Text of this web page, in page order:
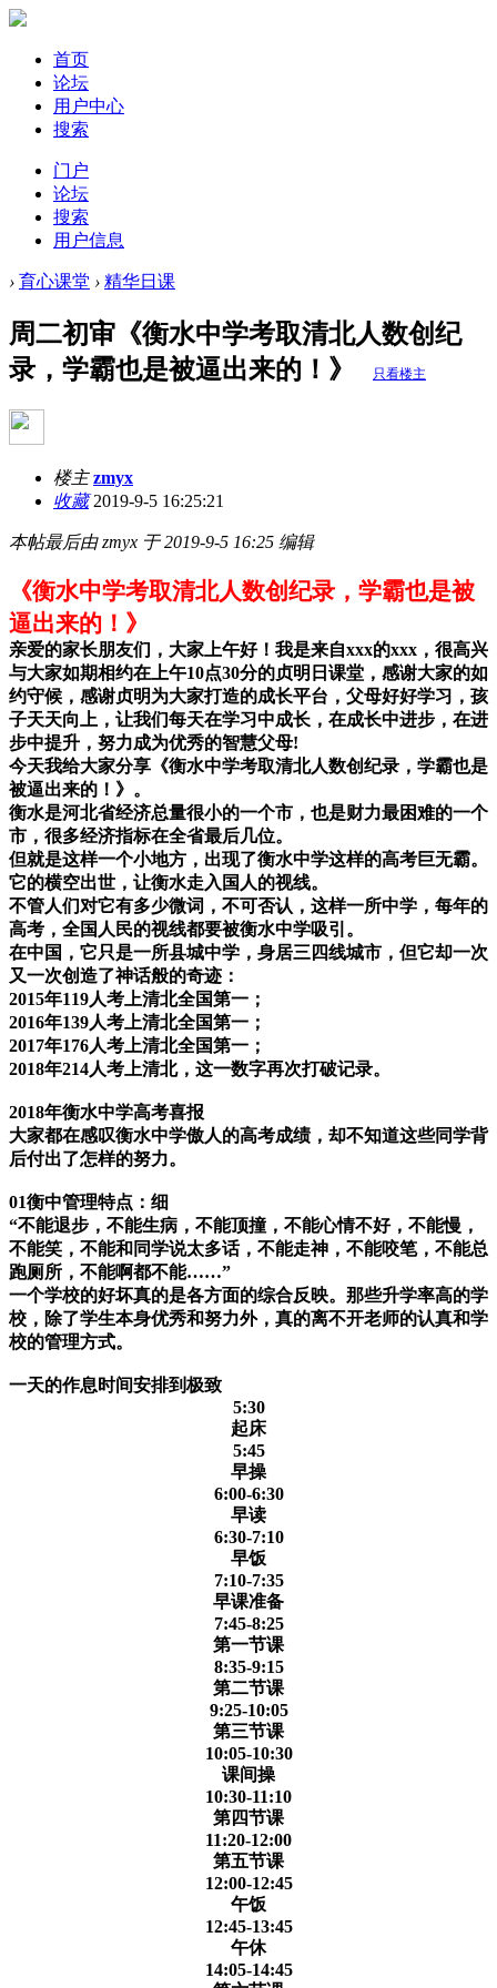
首页
论坛
用户中心
搜索
门户
论坛
搜索
用户信息
› 育心课堂 › 精华日课
周二初审《衡水中学考取清北人数创纪
录，学霸也是被逼出来的！》
只看楼主
楼主 zmyx
收藏2019-9-5 16:25:21
本帖最后由 zmyx 于 2019-9-5 16:25 编辑
《衡水中学考取清北人数创纪录，学霸也是被
逼出来的！》
亲爱的家长朋友们，大家上午好！我是来自xxx的xxx ，很高兴
与大家如期相约在上午10点30分的贞明日课堂，感谢大家的如
约守候，感谢贞明为大家打造的成长平台，父母好好学习，孩
子天天向上，让我们每天在学习中成长，在成长中进步，在进
步中提升，努力成为优秀的智慧父母!
今天我给大家分享《衡水中学考取清北人数创纪录，学霸也是
被逼出来的！》。
衡水是河北省经济总量很小的一个市，也是财力最困难的一个
市，很多经济指标在全省最后几位。
但就是这样一个小地方，出现了衡水中学这样的高考巨无霸。
它的横空出世，让衡水走入国人的视线。
不管人们对它有多少微词，不可否认，这样一所中学，每年的
高考，全国人民的视线都要被衡水中学吸引。
在中国，它只是一所县城中学，身居三四线城市，但它却一次
又一次创造了神话般的奇迹：
2015年119人考上清北全国第一；
2016年139人考上清北全国第一；
2017年176人考上清北全国第一；
2018年214人考上清北，这一数字再次打破记录。
2018年衡水中学高考喜报
大家都在感叹衡水中学傲人的高考成绩，却不知道这些同学背
后付出了怎样的努力。
01衡中管理特点：细
“不能退步，不能生病，不能顶撞，不能心情不好，不能慢，
不能笑，不能和同学说太多话，不能走神，不能咬笔，不能总
跑厕所，不能啊都不能……”
一个学校的好坏真的是各方面的综合反映。那些升学率高的学
校，除了学生本身优秀和努力外，真的离不开老师的认真和学
校的管理方式。
一天的作息时间安排到极致
5:30
起床
5:45
早操
6:00-6:30
早读
6:30-7:10
早饭
7:10-7:35
早课准备
7:45-8:25
第一节课
8:35-9:15
第二节课
9:25-10:05
第三节课
10:05-10:30
课间操
10:30-11:10
第四节课
11:20-12:00
第五节课
12:00-12:45
午饭
12:45-13:45
午休
14:05-14:45